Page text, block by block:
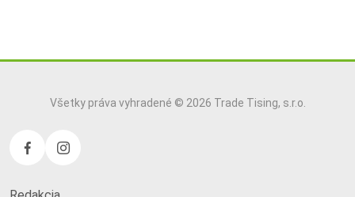
Všetky práva vyhradené © 2026 Trade Tising, s.r.o.